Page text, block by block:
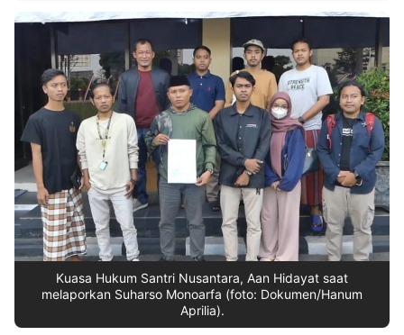
INDONESIA
Partner
Insight
NTB
Suara
Time
Lens
IDN
Daily
Jogja
Jalan
Rakyat
Idealita
News
Kita
Notice
Dinamikapost.com
Radar
Baru
Seedbacklink
Follow
Kabarbaru
Kuasa Hukum Santri Nusantara, Aan Hidayat saat
melaporkan Suharso Monoarfa (foto: Dokumen/Hanum
Aprilia).